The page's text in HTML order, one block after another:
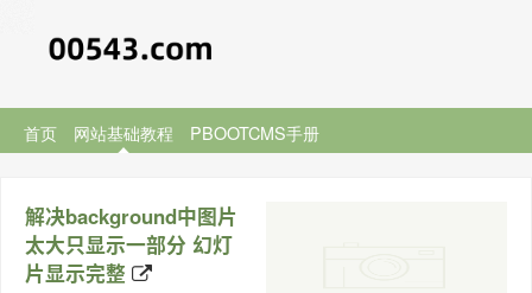
首页 网站基础教程 PBOOTCMS手册
解决background中图片
太大只显示一部分 幻灯
片显示完整